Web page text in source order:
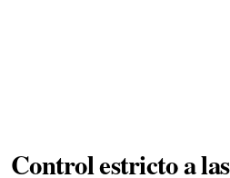
Control estricto a